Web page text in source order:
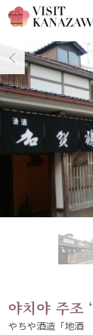
여행 계획 세우기
Travel Trade and
Languages
야치야 주조